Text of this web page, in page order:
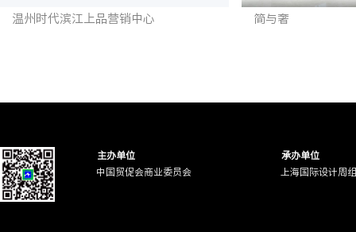
温州时代滨江上品营销中心 简与奢
主办单位
承办单位
中国贸促会商业委员会
上海国际设计周